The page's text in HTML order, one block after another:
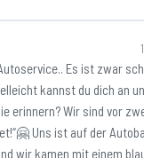
Es ist zwar
kannst du dich an
erinnern? Wir sind vor
Uns ist auf der
wir kamen mit einem